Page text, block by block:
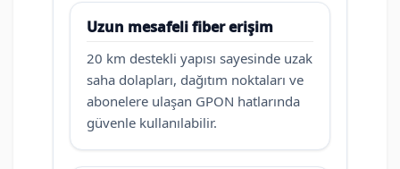
Uzun mesafeli fiber erişim
20 km destekli yapısı sayesinde uzak
saha dolapları, dağıtım noktaları ve
abonelere ulaşan GPON hatlarında
güvenle kullanılabilir.